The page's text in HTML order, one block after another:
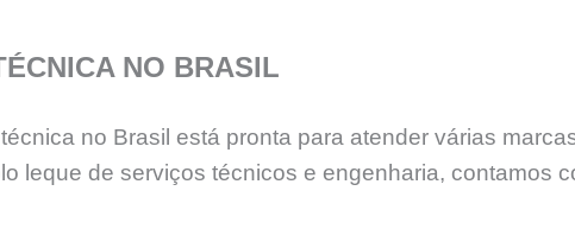
NO BRASIL
no Brasil está pronta para atender várias
leque de serviços técnicos e engenharia, contamos